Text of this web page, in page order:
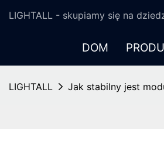
LIGHTALL - skupiamy się na
DOM
LIGHTALL Jak stabilny jest